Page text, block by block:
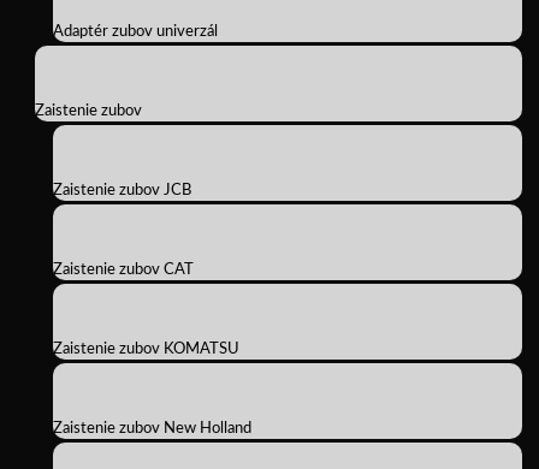
Adaptér zubov univerzál
Zaistenie zubov
Zaistenie zubov JCB
Zaistenie zubov CAT
Zaistenie zubov KOMATSU
Zaistenie zubov New Holland